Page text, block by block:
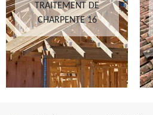
TRAITEMENT DE
CHARPENTE 16